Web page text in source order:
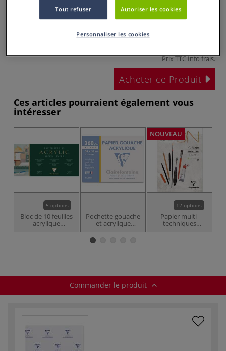
Prix TTCInfo frais.
Acheter ce Produit
Ces articles pourraient également vous
intéresser
5 options
Bloc de 10 feuilles
acrylique
Clairefontaine
Pochette gouache
et acrylique
Clairefontaine
NOUVEAU
12 options
Papier multi-
techniques
PaintON
Commander le produit
Tout refuser Autoriser les cookies
Personnaliser les cookies